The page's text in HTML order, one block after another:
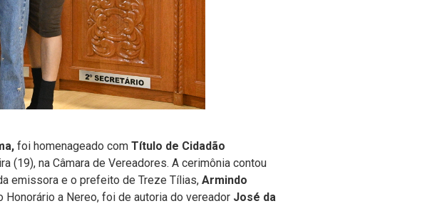
foi homenageado com Título de Cidadão
(19), na Câmara de Vereadores. A cerimônia contou
emissora e o prefeito de Treze Tílias, Armindo
Honorário a Nereo, foi de autoria do vereador José da